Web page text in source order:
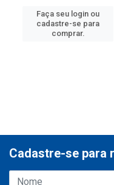
Faça seu login ou
cadastre-se para
comprar.
Cadastre-se para